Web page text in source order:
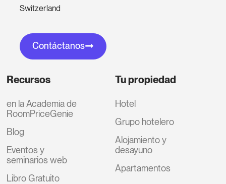
Switzerland
Contáctanos
Recursos
en la Academia de
RoomPriceGenie
Blog
Eventos y
seminarios web
Libro Gratuito
Tu propiedad
Hotel
Grupo hotelero
Alojamiento y
desayuno
Apartamentos